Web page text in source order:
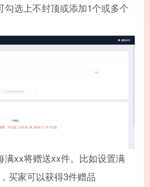
勾选上不封顶或添加1个或多个
满xx将赠送xx件。比如设置满
买家可以获得3件赠品